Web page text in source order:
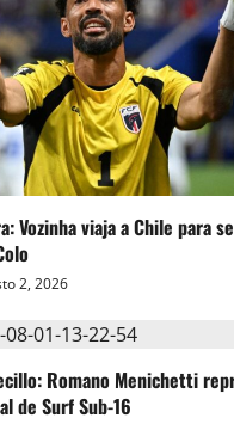
Vozinha viaja a Chile para
2, 2026
Romano Menichetti
de Surf Sub-16